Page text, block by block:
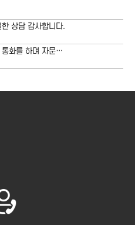
상담 감사합니다.
변호사님과 직접 통화를 하며 자문을 구할 수 있다는 점이 가장 좋았습니다.